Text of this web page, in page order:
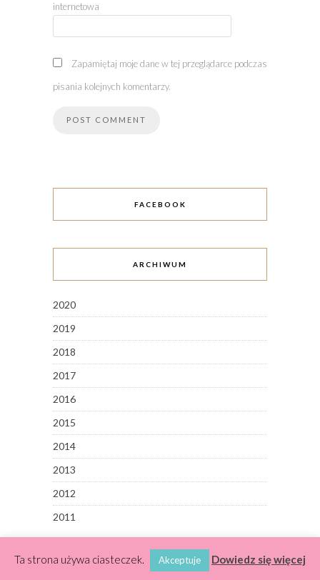
internetowa
Zapamiętaj moje dane w tej przeglądarce podczas
pisania kolejnych komentarzy.
FACEBOOK
ARCHIWUM
2020
2019
2018
2017
2016
2015
2014
2013
2012
2011
ABOUT ME
Ta strona używa ciasteczek. Akceptuje Dowiedz się więcej